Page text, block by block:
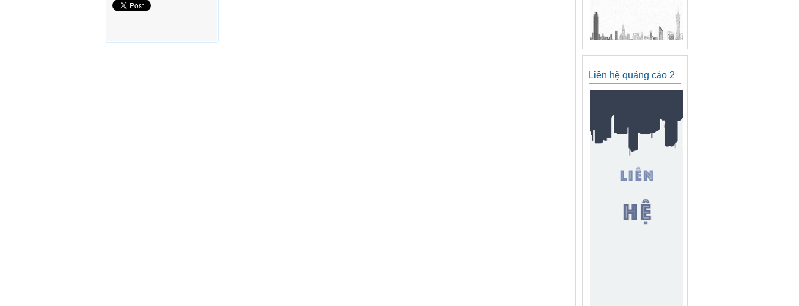
Liên hệ quảng cáo 2